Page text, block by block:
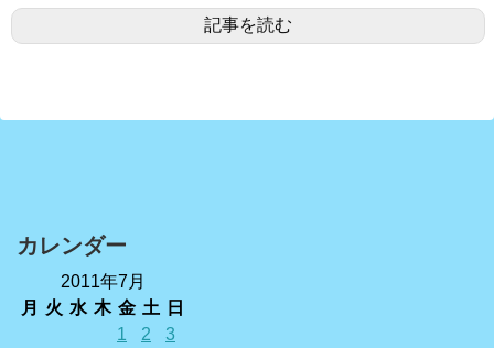
記事を読む
カレンダー
2011年7月
月
火 水 木 金 土 日
1 2
3